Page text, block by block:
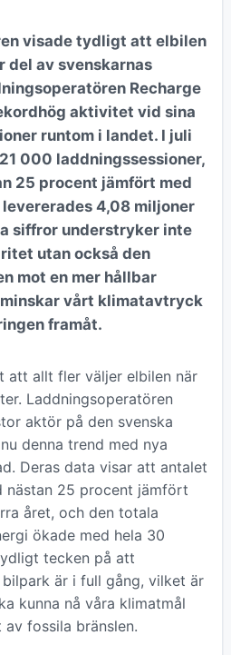
visade tydligt att elbilen
del av svenskarnas
Recharge
aktivitet vid sina
runtom i landet. I juli
000 laddningssessioner,
25 procent jämfört med
4,08 miljoner
siffror understryker inte
utan också den
mot en mer hållbar
vårt klimatavtryck
framåt.
att allt fler väljer elbilen när
Laddningsoperatören
aktör på den svenska
denna trend med nya
Deras data visar att antalet
nästan 25 procent jämfört
året, och den totala
ökade med hela 30
tecken på att
är i full gång, vilket är
kunna nå våra klimatmål
fossila bränslen.